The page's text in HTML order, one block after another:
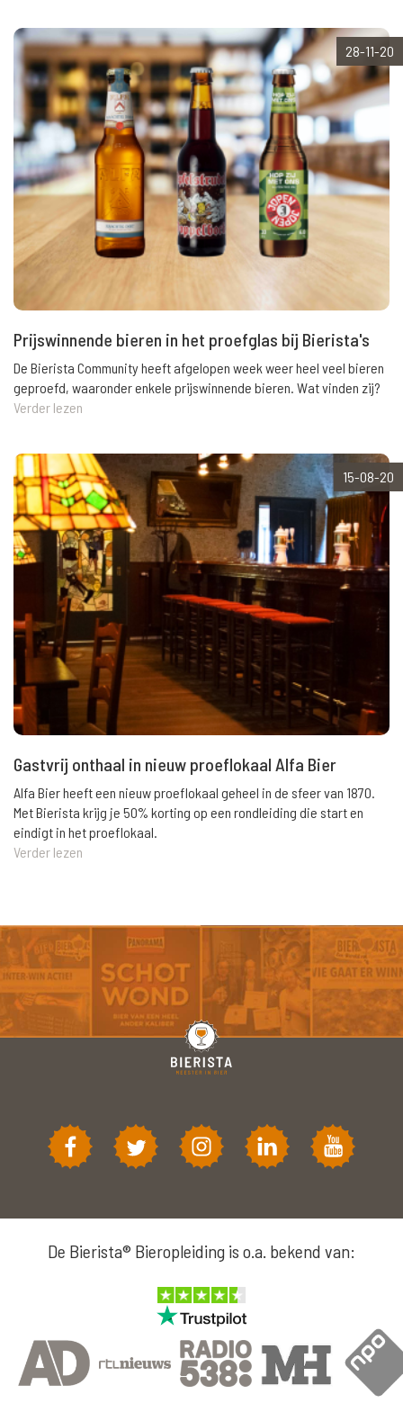
28-11-20
Prijswinnende bieren in het proefglas bij Bierista's
De Bierista Community heeft afgelopen week weer heel veel bieren
geproefd, waaronder enkele prijswinnende bieren. Wat vinden zij?
Verder lezen
15-08-20
Gastvrij onthaal in nieuw proeflokaal Alfa Bier
Alfa Bier heeft een nieuw proeflokaal geheel in de sfeer van 1870.
Met Bierista krijg je 50% korting op een rondleiding die start en
eindigt in het proeflokaal.
Verder lezen
De Bierista® Bieropleiding is o.a. bekend van: